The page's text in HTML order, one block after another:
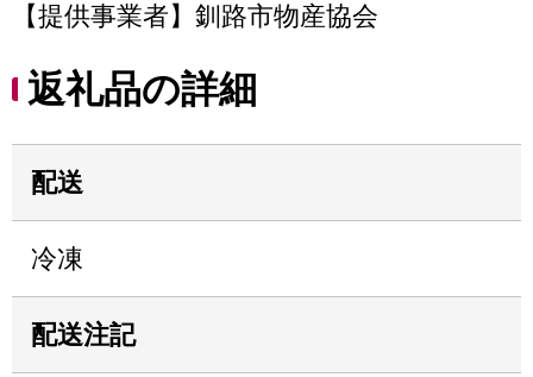
【提供事業者】釧路市物産協会
返礼品の詳細
配送
冷凍
配送注記